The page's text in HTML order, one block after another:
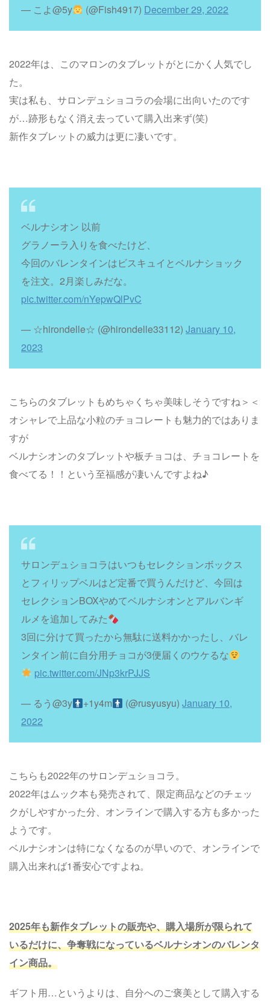
— こよ@5y (@Fish4917) December 29, 2022
2022年は、このマロンのタブレットがとにかく人気でし
た。
実は私も、サロンデュショコラの会場に出向いたのです
が…跡形もなく消え去っていて購入出来ず(笑)
新作タブレットの威力は更に凄いです。
ベルナシオン 以前
グラノーラ入りを食べたけど、
今回のバレンタインはビスキュイとベルナショック
を注文。2月楽しみだな。
pic.twitter.com/nYepwQlPvC
— ☆hirondelle☆ (@hirondelle33112) January 10,
2023
こちらのタブレットもめちゃくちゃ美味しそうですね＞＜
オシャレで上品な小粒のチョコレートも魅力的ではありま
すが
ベルナシオンのタブレットや板チョコは、チョコレートを
食べてる！！という至福感が凄いんですよね♪
サロンデュショコラはいつもセレクションボックス
とフィリップベルはど定番で買うんだけど、今回は
セレクションBOXやめてベルナシオンとアルバンギ
ルメを追加してみた
3回に分けて買ったから無駄に送料かかったし、バレ
ンタイン前に自分用チョコが3便届くのウケるな
pic.twitter.com/JNp3krPJJS
— るう@3y +1y4m (@rusyusyu)January 10,
2022
こちらも2022年のサロンデュショコラ。
2022年はムック本も発売されて、限定商品などのチェッ
クがしやすかった分、オンラインで購入する方も多かった
ようです。
ベルナシオンは特になくなるのが早いので、オンラインで
購入出来れば1番安心ですよね。
2025年も新作タブレットの販売や、購入場所が限られて
いるだけに、争奪戦になっているベルナシオンのバレンタ
イン商品。
ギフト用…というよりは、自分へのご褒美として購入する